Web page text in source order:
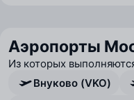
Аэропорты
Из которых
Внуково (VKO)